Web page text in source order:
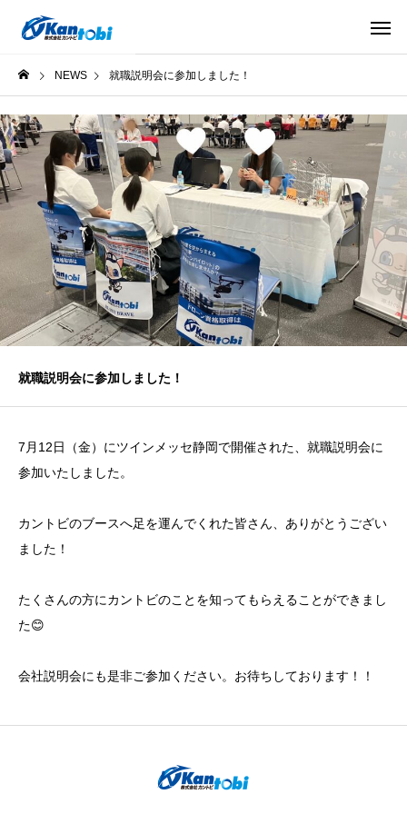
NEWS 就職説明会に参加しました！
就職説明会に参加しました！
7月12日（金）にツインメッセ静岡で開催された、就職説明会に
参加いたしました。
カントビのブースへ足を運んでくれた皆さん、ありがとうござい
ました！
たくさんの方にカントビのことを知ってもらえることができまし
た😊
会社説明会にも是非ご参加ください。お待ちしております！！